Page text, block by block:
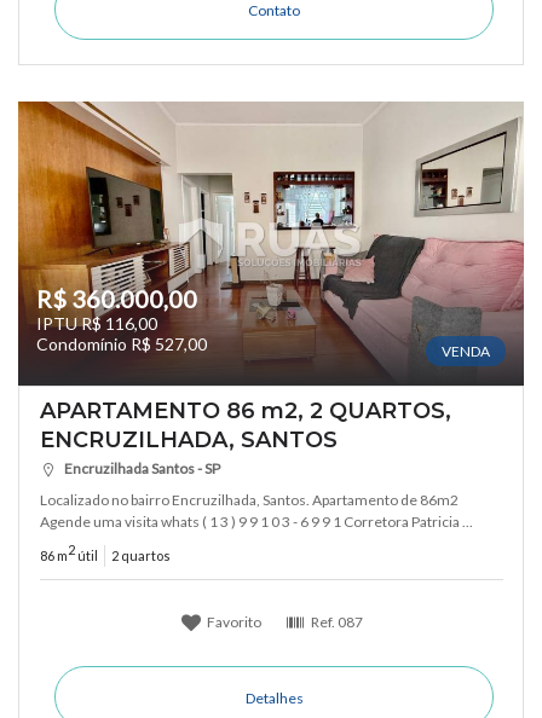
Contato
R$ 360.000,00
IPTU R$ 116,00
Condomínio R$ 527,00
VENDA
APARTAMENTO 86 m2, 2 QUARTOS,
ENCRUZILHADA, SANTOS
Encruzilhada Santos - SP
Localizado no bairro Encruzilhada, Santos. Apartamento de 86m2
Agende uma visita whats ( 1 3 ) 9 9 1 0 3 - 6 9 9 1 Corretora Patricia ...
86 m2 útil 2 quartos
Favorito Ref. 087
Detalhes